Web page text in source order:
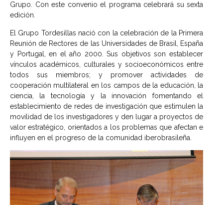
Grupo. Con este convenio el programa celebrará su sexta
edición.
El Grupo Tordesillas nació con la celebración de la Primera
Reunión de Rectores de las Universidades de Brasil, España
y Portugal, en el año 2000. Sus objetivos son establecer
vínculos académicos, culturales y socioeconómicos entre
todos sus miembros; y promover actividades de
cooperación multilateral en los campos de la educación, la
ciencia, la tecnología y la innovación fomentando el
establecimiento de redes de investigación que estimulen la
movilidad de los investigadores y den lugar a proyectos de
valor estratégico, orientados a los problemas que afectan e
influyen en el progreso de la comunidad iberobrasileña.